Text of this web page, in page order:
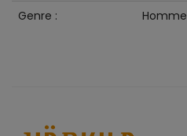
Genre : Homme